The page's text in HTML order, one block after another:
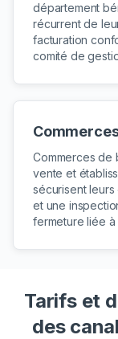
département
récurrent de
facturation
comité de
Commerces de
vente et
sécurisent
et une
fermeture liée
Tarifs et
des